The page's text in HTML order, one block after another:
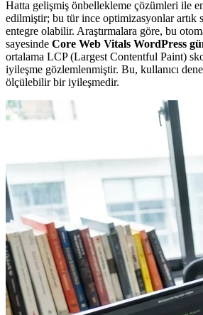
Hatta gelişmiş önbellekleme çözümleri ile
edilmiştir; bu tür ince optimizasyonlar artık
entegre olabilir. Araştırmalara göre, bu
sayesinde Core Web Vitals WordPress
ortalama LCP (Largest Contentful Paint)
iyileşme gözlemlenmiştir. Bu, kullanıcı
ölçülebilir bir iyileşmedir.